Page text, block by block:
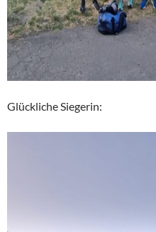
Glückliche Siegerin: